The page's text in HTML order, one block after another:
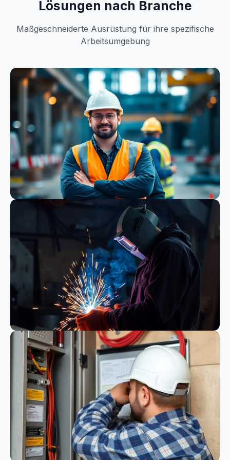
Lösungen nach Branche
Maßgeschneiderte Ausrüstung für ihre spezifische
Arbeitsumgebung
Bauwesen
Schweißen